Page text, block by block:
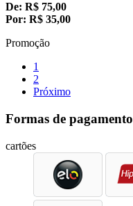
De: R$ 75,00
Por: R$ 35,00
Promoção
1
2
Próximo
Formas de pagamento
cartões